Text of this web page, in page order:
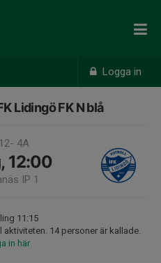
Logga in
Lidingö FK N blå
4A
12:00
IP 1
11:15
14 personer är kallade.
in här